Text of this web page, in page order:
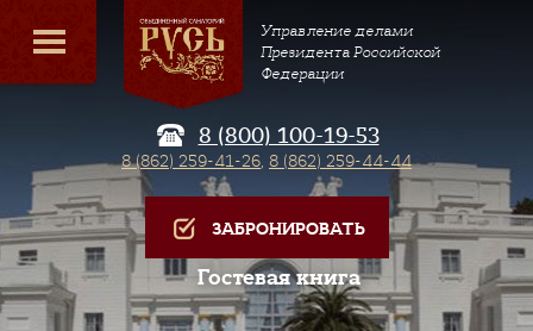
Управление делами
Президента Российской
Федерации
8 (800) 100-19-53
8 (862) 259-41-26, 8 (862) 259-44-44
ЗАБРОНИРОВАТЬ
Гостевая книга